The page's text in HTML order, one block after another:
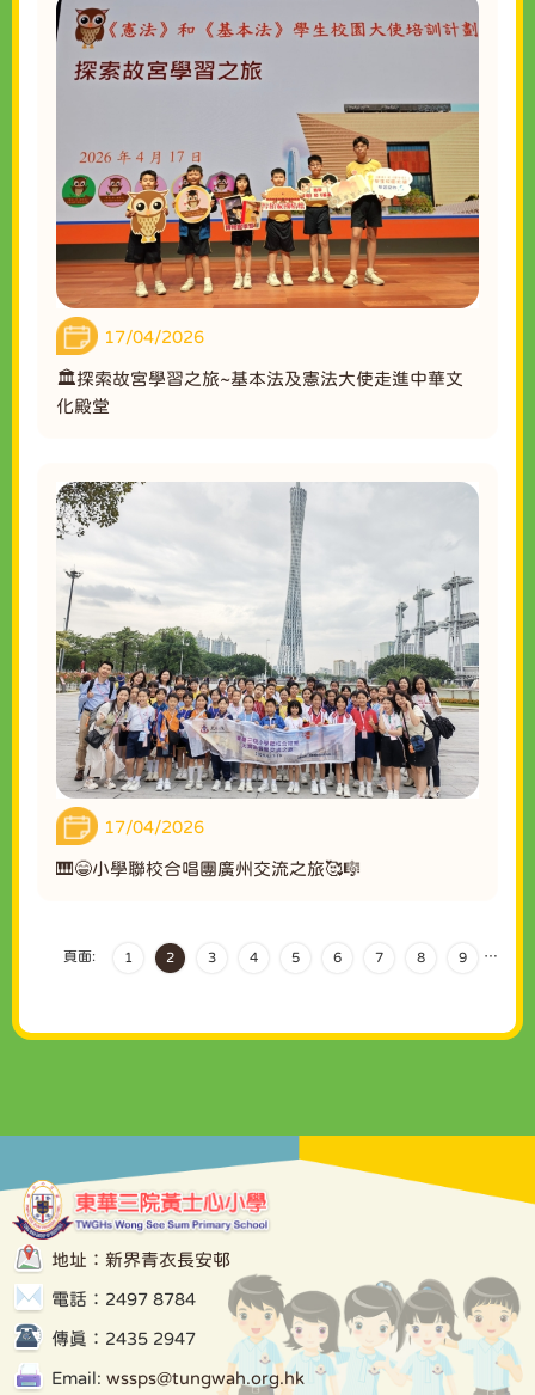
17/04/2026
🏛️探索故宮學習之旅~基本法及憲法大使走進中華文
化殿堂
17/04/2026
🎹😁小學聯校合唱團廣州交流之旅🥰🎼
頁面: 1 2 3 4 5 6 7 8 9 …
地址：新界青衣長安邨
電話：2497 8784
傳真：2435 2947
Email:wssps@tungwah.org.hk